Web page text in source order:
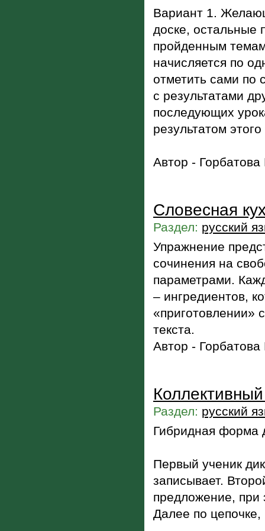
Вариант 1.
доске, остальные
пройденным
начисляется по
отметить сами по
с результатами
последующих
результатом
Автор - Горбатова
Словесная
Раздел: русский
Упражнение
сочинения на
параметрами.
– ингредиентов,
«приготовлении»
текста.
Автор - Горбатова
Раздел: русский
Гибридная форма
Первый ученик
записывает.
предложение, при
Далее по цепочке,